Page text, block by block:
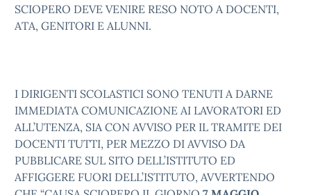
SCIOPERO DEVE VENIRE RESO NOTO A DOCENTI,
ATA, GENITORI E ALUNNI.
I DIRIGENTI SCOLASTICI SONO TENUTI A DARNE
IMMEDIATA COMUNICAZIONE AI LAVORATORI ED
ALL’UTENZA, SIA CON AVVISO PER IL TRAMITE DEI
DOCENTI TUTTI, PER MEZZO DI AVVISO DA
PUBBLICARE SUL SITO DELL’ISTITUTO ED
AFFIGGERE FUORI DELL’ISTITUTO, AVVERTENDO